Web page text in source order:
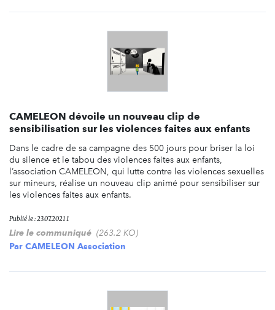
CAMELEON dévoile un nouveau clip de
sensibilisation sur les violences faites aux enfants
Dans le cadre de sa campagne des 500 jours pour briser la loi
du silence et le tabou des violences faites aux enfants,
l’association CAMELEON, qui lutte contre les violences sexuelles
sur mineurs, réalise un nouveau clip animé pour sensibiliser sur
les violences faites aux enfants.
Publié le : 23.07.2021 1
Lire le communiqué (263.2 KO)
Par CAMELEON Association